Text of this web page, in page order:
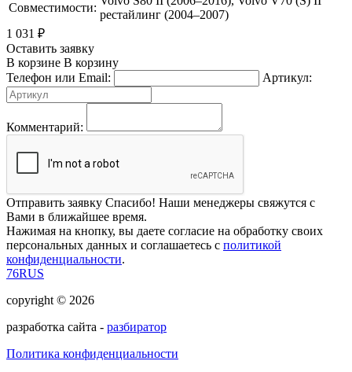
Совместимости:
рестайлинг (2004–2007)
1 031 ₽
Оставить заявку
В корзине В корзину
Телефон или Email:
Артикул:
Комментарий:
Отправить заявку Спасибо! Наши менеджеры свяжутся с
Вами в ближайшее время.
Нажимая на кнопку, вы даете согласие на обработку своих
персональных данных и соглашаетесь с политикой
конфиденциальности.
76RUS
copyright © 2026
разработка сайта - разбиратор
Политика конфиденциальности